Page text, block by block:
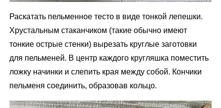
Раскатать пельменное тесто в виде тонкой лепешки.
Хрустальным стаканчиком (такие обычно имеют
тонкие острые стенки) вырезать круглые заготовки
для пельменей. В центр каждого кругляшка поместить
ложку начинки и слепить края между собой. Кончики
пельменя соединить, образовав кольцо.